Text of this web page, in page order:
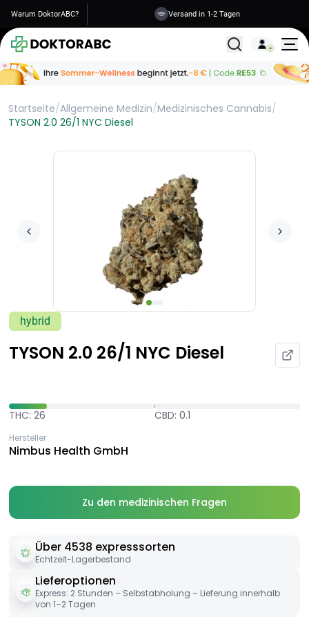
Warum DoktorABC? Versand in 1-2 Tagen
Alle
Startseite/Allgemeine Medizin/Medizinisches Cannabis/
TYSON 2.0 26/1 NYC Diesel
hybrid
TYSON 2.0 26/1 NYC Diesel
THC: 26 CBD: 0.1
Hersteller
Nimbus Health GmbH
Zu den medizinischen Fragen
Über 4538 expresssorten
Echtzeit-Lagerbestand
Lieferoptionen
Express: 2 Stunden – Selbstabholung – Lieferung innerhalb
von 1–2 Tagen